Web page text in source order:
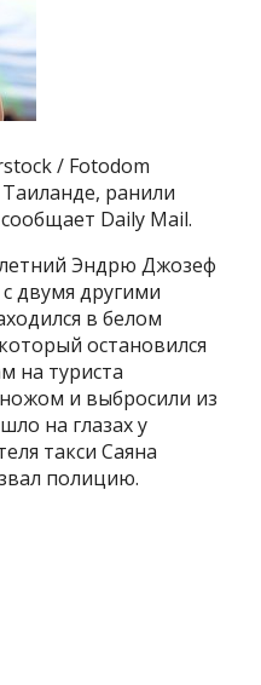
/ Fotodom
ранили
Daily Mail.
Эндрю Джозеф
двумя другими
в белом
остановился
на туриста
и выбросили из
на глазах у
такси Саяна
полицию.